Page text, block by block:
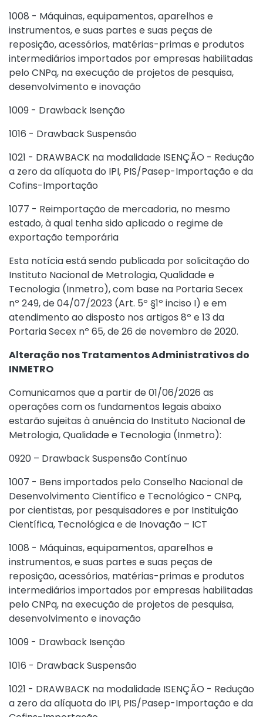
1008 - Máquinas, equipamentos, aparelhos e
instrumentos, e suas partes e suas peças de
reposição, acessórios, matérias-primas e produtos
intermediários importados por empresas habilitadas
pelo CNPq, na execução de projetos de pesquisa,
desenvolvimento e inovação
1009 - Drawback Isenção
1016 - Drawback Suspensão
1021 - DRAWBACK na modalidade ISENÇÃO - Redução
a zero da alíquota do IPI, PIS/Pasep-Importação e da
Cofins-Importação
1077 - Reimportação de mercadoria, no mesmo
estado, à qual tenha sido aplicado o regime de
exportação temporária
Esta notícia está sendo publicada por solicitação do
Instituto Nacional de Metrologia, Qualidade e
Tecnologia (Inmetro), com base na Portaria Secex
nº 249, de 04/07/2023 (Art. 5º §1º inciso I) e em
atendimento ao disposto nos artigos 8º e 13 da
Portaria Secex nº 65, de 26 de novembro de 2020.
Alteração nos Tratamentos Administrativos do
INMETRO
Comunicamos que a partir de 01/06/2026 as
operações com os fundamentos legais abaixo
estarão sujeitas à anuência do Instituto Nacional de
Metrologia, Qualidade e Tecnologia (Inmetro):
0920 – Drawback Suspensão Contínuo
1007 - Bens importados pelo Conselho Nacional de
Desenvolvimento Científico e Tecnológico - CNPq,
por cientistas, por pesquisadores e por Instituição
Científica, Tecnológica e de Inovação – ICT
1008 - Máquinas, equipamentos, aparelhos e
instrumentos, e suas partes e suas peças de
reposição, acessórios, matérias-primas e produtos
intermediários importados por empresas habilitadas
pelo CNPq, na execução de projetos de pesquisa,
desenvolvimento e inovação
1009 - Drawback Isenção
1016 - Drawback Suspensão
1021 - DRAWBACK na modalidade ISENÇÃO - Redução
a zero da alíquota do IPI, PIS/Pasep-Importação e da